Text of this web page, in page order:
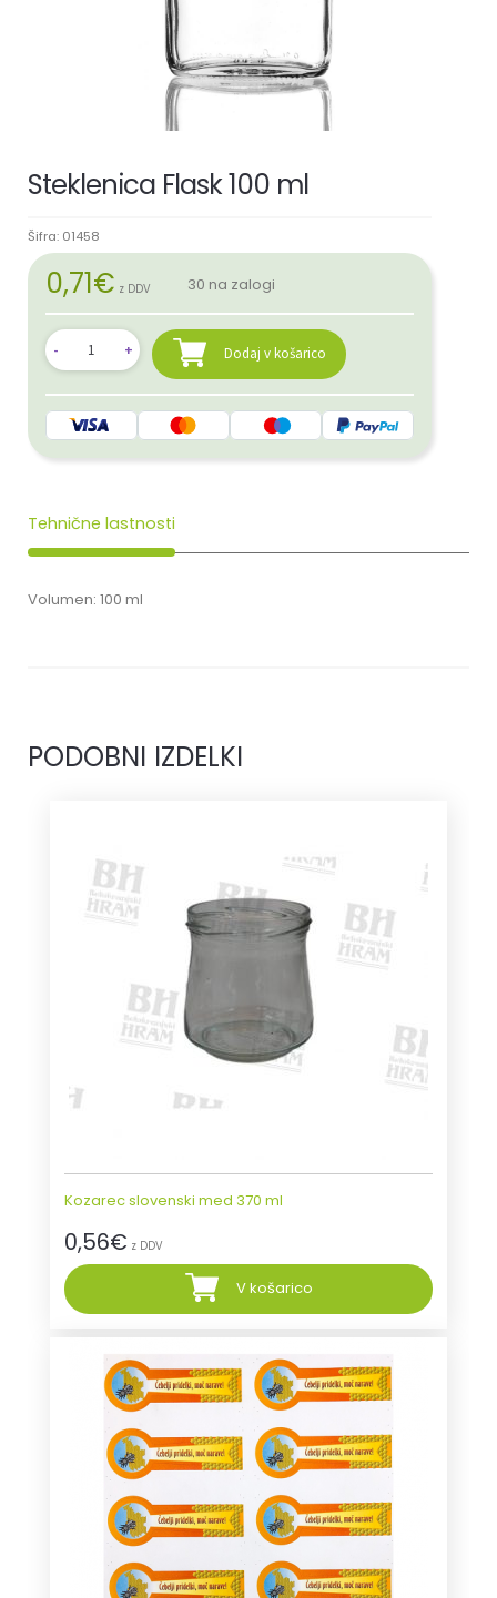
Steklenica Flask 100 ml
Šifra: 01458
0,71€ z DDV 30 na zalogi
Dodaj v košarico
Tehnične lastnosti
Volumen: 100 ml
PODOBNI IZDELKI
Kozarec slovenski med 370 ml
0,56€ z DDV
V košarico